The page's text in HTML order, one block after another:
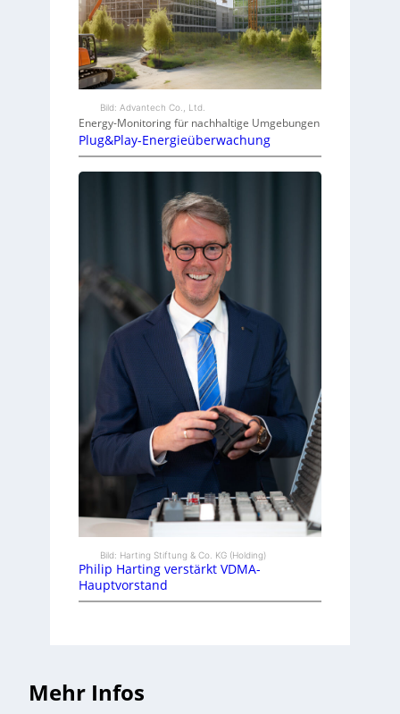
Bild: Advantech Co., Ltd.
Energy-Monitoring für nachhaltige Umgebungen
Plug&Play-Energieüberwachung
Bild: Harting Stiftung & Co. KG (Holding)
Philip Harting verstärkt VDMA-
Hauptvorstand
Mehr Infos